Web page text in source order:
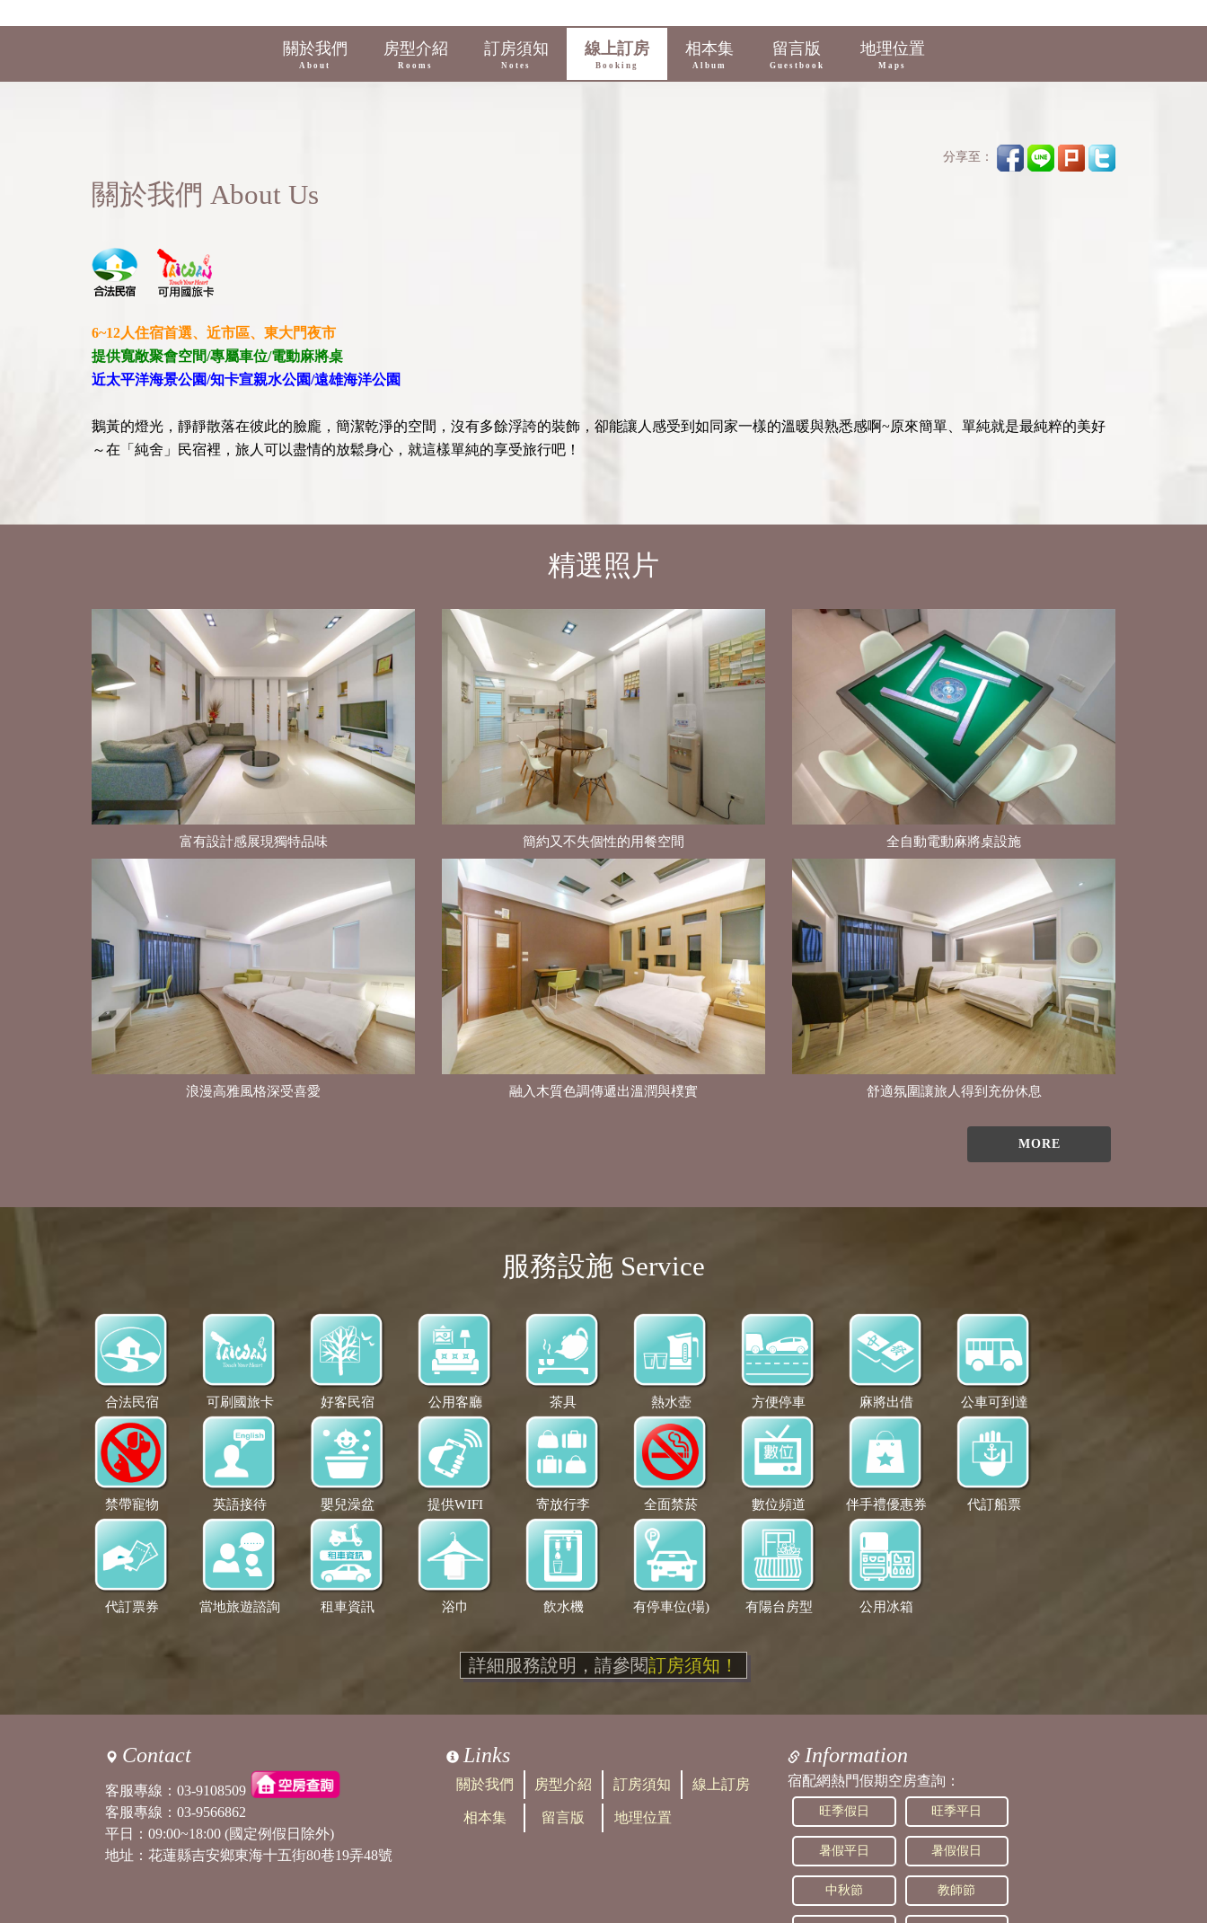
關於我們
About
房型介紹
Rooms
訂房須知
Notes
線上訂房
Booking
相本集
Album
留言版
Guestbook
地理位置
Maps
分享至：
關於我們 About Us
6~12人住宿首選、近市區、東大門夜市
提供寬敞聚會空間/專屬車位/電動麻將桌
近太平洋海景公園/知卡宣親水公園/遠雄海洋公園
鵝黃的燈光，靜靜散落在彼此的臉龐，簡潔乾淨的空間，沒有多餘浮誇的裝飾，卻能讓人感受到如同家一樣的溫暖與熟悉感啊~原來簡單、單純就是最純粹的美好
～在「純舍」民宿裡，旅人可以盡情的放鬆身心，就這樣單純的享受旅行吧！
精選照片
富有設計感展現獨特品味 簡約又不失個性的用餐空間 全自動電動麻將桌設施
浪漫高雅風格深受喜愛 融入木質色調傳遞出溫潤與樸實 舒適氛圍讓旅人得到充份休息
MORE
服務設施 Service
合法民宿 可刷國旅卡 好客民宿 公用客廳 茶具 熱水壺 方便停車 麻將出借 公車可到達
禁帶寵物 英語接待 嬰兒澡盆 提供WIFI 寄放行李 全面禁菸 數位頻道 伴手禮優惠券 代訂船票
代訂票券 當地旅遊諮詢 租車資訊 浴巾 飲水機 有停車位(場) 有陽台房型 公用冰箱
詳細服務說明，請參閱訂房須知！
Contact
客服專線： 03-9108509
客服專線： 03-9566862
平日：09:00~18:00 (國定例假日除外)
地址：花蓮縣吉安鄉東海十五街80巷19弄48號
Links
關於我們 房型介紹 訂房須知 線上訂房
相本集 留言版 地理位置
Information
宿配網熱門假期空房查詢：
旺季假日 旺季平日
暑假平日 暑假假日
中秋節 教師節